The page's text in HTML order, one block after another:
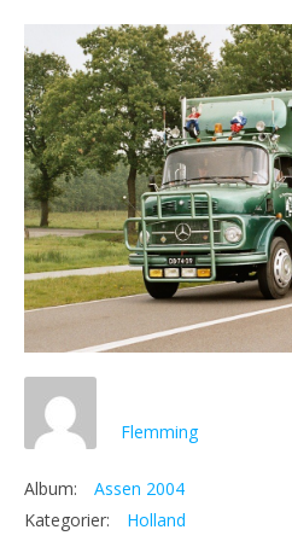
Flemming
Album:
Assen 2004
Kategorier:
Holland